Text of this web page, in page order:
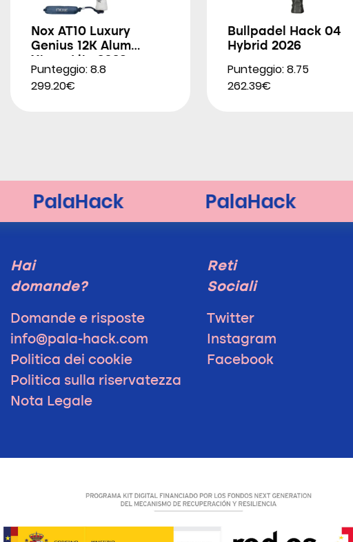
Nox AT10 Luxury
Genius 12K Alum
Punteggio: 8.8
299.20€
Bullpadel Hack 04
Hybrid 2026
Punteggio: 8.75
262.39€
Hai
domande?
Domande e risposte
info@pala-hack.com
Politica dei cookie
Politica sulla riservatezza
Nota Legale
Reti
Sociali
Twitter
Instagram
Facebook